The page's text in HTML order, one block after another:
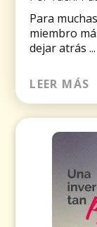
Para
miembro
dejar atrás ...
LEER MÁS